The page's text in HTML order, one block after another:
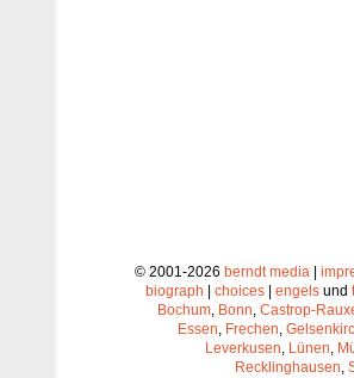
© 2001-2026 berndt media|
biograph
choices engels und
Bochum, Bonn, Castrop-
Essen, Frechen,
Leverkusen, Lünen,
Recklinghausen,